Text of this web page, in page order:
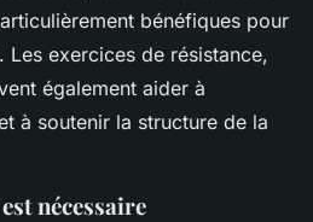
bénéfiques pour
Les exercices de résistance,
également aider à
à soutenir la structure de la
nécessaire